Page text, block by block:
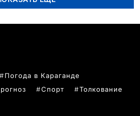
Погода в Караганде
Спорт
Толкование